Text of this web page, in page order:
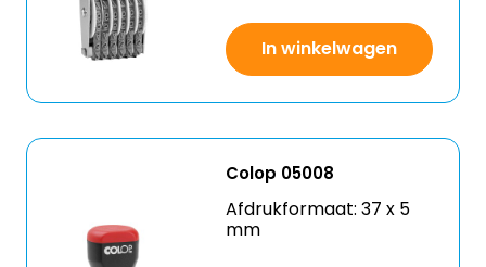
In winkelwagen
Colop 05008
Afdrukformaat: 37 x 5
mm